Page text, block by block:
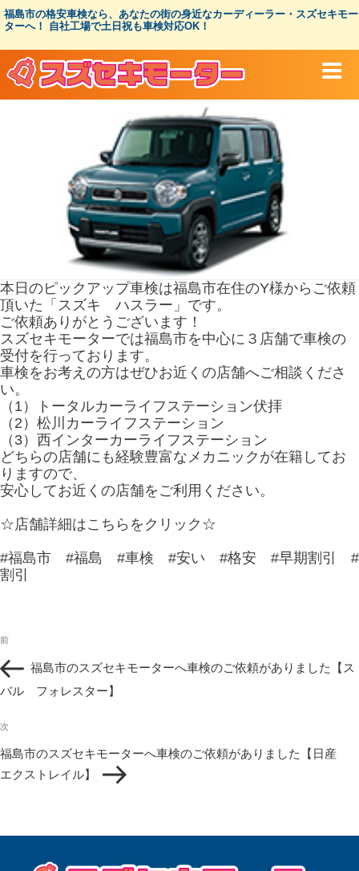
コ
ン
ツ
福島市の格安車検なら、あなたの街の身近なカーディーラー・スズセキモー
ターへ！ 自社工場で土日祝も車検対応OK！
本日のピックアップ車検は福島市在住のY様からご依頼
頂いた「スズキ ハスラー」です。
ご依頼ありがとうございます！
スズセキモーターでは福島市を中心に３店舗で車検の
受付を行っております。
車検をお考えの方はぜひお近くの店舗へご相談くださ
い。
（1）トータルカーライフステーション伏拝
（2）松川カーライフステーション
（3）西インターカーライフステーション
どちらの店舗にも経験豊富なメカニックが在籍してお
りますので、
安心してお近くの店舗をご利用ください。
☆店舗詳細はこちらをクリック☆
#福島市 #福島 #車検 #安い #格安 #早期割引 #
割引
稿
ナ
ビ
ゲ
シ
ョ
ン
過
の
投
前
福島市のスズセキモーターへ車検のご依頼がありました【ス
バル フォレスター】
次
投
稿
次
福島市のスズセキモーターへ車検のご依頼がありました【日産
エクストレイル】